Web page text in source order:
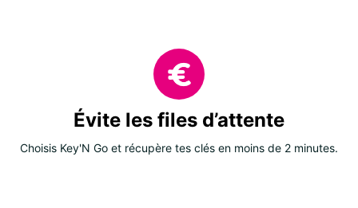
Évite les files d’attente
Choisis Key'N Go et récupère tes clés en moins de 2 minutes.